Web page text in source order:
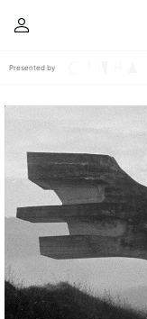
Presented by